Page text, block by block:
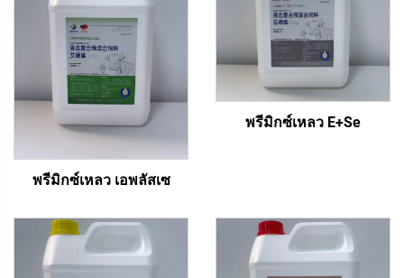
พรีมิกซ์เหลว เอพลัสเซ
พรีมิกซ์เหลว E+Se